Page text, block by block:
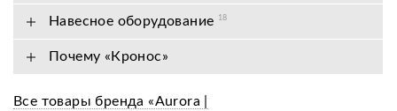
Навесное оборудование 18
Почему «Кронос»
Все товары бренда «Aurora |